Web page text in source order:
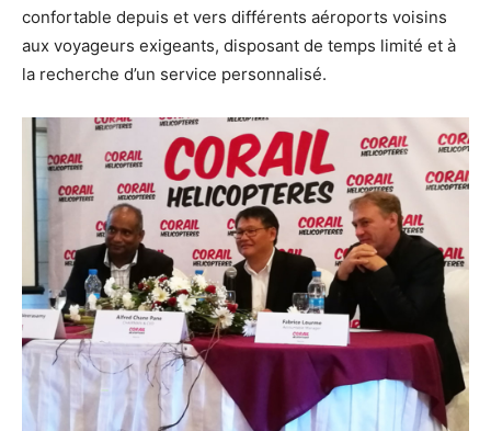
confortable depuis et vers différents aéroports voisins
aux voyageurs exigeants, disposant de temps limité et à
la recherche d’un service personnalisé.